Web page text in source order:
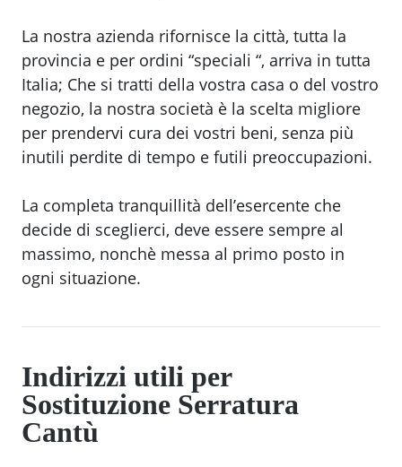
La nostra azienda rifornisce la città, tutta la
provincia e per ordini “speciali “, arriva in tutta
Italia; Che si tratti della vostra casa o del vostro
negozio, la nostra società è la scelta migliore
per prendervi cura dei vostri beni, senza più
inutili perdite di tempo e futili preoccupazioni.
La completa tranquillità dell’esercente che
decide di sceglierci, deve essere sempre al
massimo, nonchè messa al primo posto in
ogni situazione.
Indirizzi utili per
Sostituzione Serratura
Cantù